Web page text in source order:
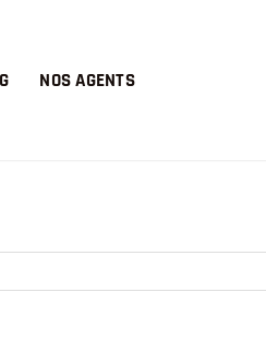
NOS AGENTS